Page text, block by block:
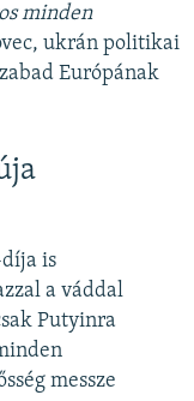
minden
ukrán politikai
Európának
is
a váddal
Putyinra
messze